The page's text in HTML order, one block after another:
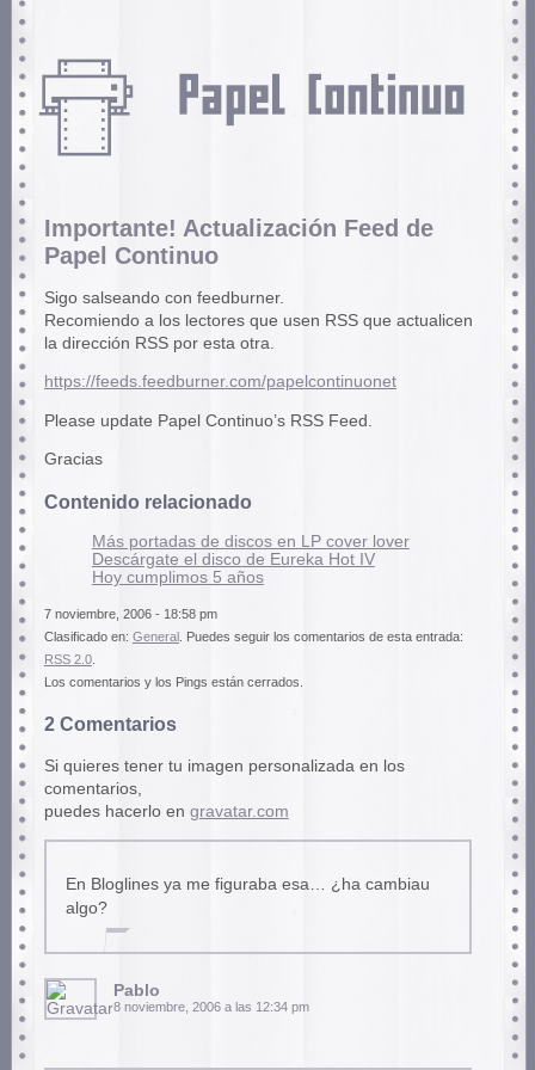
Importante! Actualización Feed de
Papel Continuo
Sigo salseando con feedburner.
Recomiendo a los lectores que usen RSS que actualicen
la dirección RSS por esta otra.
https://feeds.feedburner.com/papelcontinuonet
Please update Papel Continuo’s RSS Feed.
Gracias
Contenido relacionado
Más portadas de discos en LP cover lover
Descárgate el disco de Eureka Hot IV
Hoy cumplimos 5 años
7 noviembre, 2006 - 18:58 pm
Clasificado en: General. Puedes seguir los comentarios de esta entrada:
RSS 2.0.
Los comentarios y los Pings están cerrados.
2 Comentarios
Si quieres tener tu imagen personalizada en los
comentarios,
puedes hacerlo en gravatar.com
En Bloglines ya me figuraba esa… ¿ha cambiau
algo?
Pablo
8 noviembre, 2006 a las 12:34 pm